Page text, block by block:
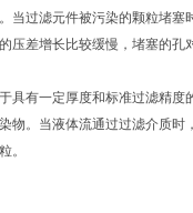
过滤元件被污染的颗粒堵塞
压差增长比较缓慢，堵塞的孔
有一定厚度和标准过滤精度
物。当液体流通过过滤介质时
。